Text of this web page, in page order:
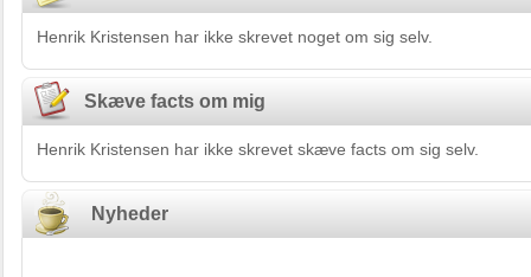
Henrik Kristensen har ikke skrevet noget om sig selv.
Skæve facts om mig
Henrik Kristensen har ikke skrevet skæve facts om sig selv.
Nyheder